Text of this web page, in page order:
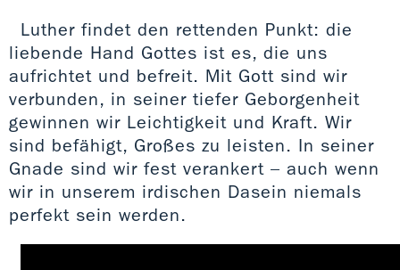
Luther findet den rettenden Punkt: die
liebende Hand Gottes ist es, die uns
aufrichtet und befreit. Mit Gott sind wir
verbunden, in seiner tiefer Geborgenheit
gewinnen wir Leichtigkeit und Kraft. Wir
sind befähigt, Großes zu leisten. In seiner
Gnade sind wir fest verankert – auch wenn
wir in unserem irdischen Dasein niemals
perfekt sein werden.